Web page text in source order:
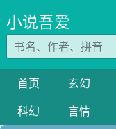
小说吾爱
首页 玄幻
科幻
言情